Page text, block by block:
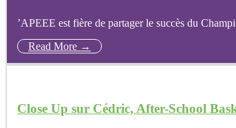
’APEEE est fière de partager le succès du
Read More →
Close Up sur Cédric, After-School